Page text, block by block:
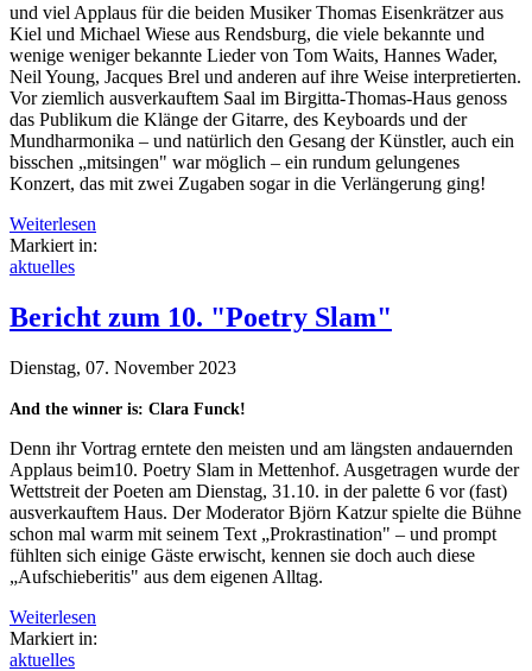
und viel Applaus für die beiden Musiker Thomas Eisenkrätzer aus
Kiel und Michael Wiese aus Rendsburg, die viele bekannte und
wenige weniger bekannte Lieder von Tom Waits, Hannes Wader,
Neil Young, Jacques Brel und anderen auf ihre Weise interpretierten.
Vor ziemlich ausverkauftem Saal im Birgitta-Thomas-Haus genoss
das Publikum die Klänge der Gitarre, des Keyboards und der
Mundharmonika – und natürlich den Gesang der Künstler, auch ein
bisschen „mitsingen" war möglich – ein rundum gelungenes
Konzert, das mit zwei Zugaben sogar in die Verlängerung ging!
Weiterlesen
Markiert in:
aktuelles
Bericht zum 10. "Poetry Slam"
Dienstag, 07. November 2023
And the winner is: Clara Funck!
Denn ihr Vortrag erntete den meisten und am längsten andauernden
Applaus beim10. Poetry Slam in Mettenhof. Ausgetragen wurde der
Wettstreit der Poeten am Dienstag, 31.10. in der palette 6 vor (fast)
ausverkauftem Haus. Der Moderator Björn Katzur spielte die Bühne
schon mal warm mit seinem Text „Prokrastination" – und prompt
fühlten sich einige Gäste erwischt, kennen sie doch auch diese
„Aufschieberitis" aus dem eigenen Alltag.
Weiterlesen
Markiert in:
aktuelles